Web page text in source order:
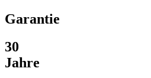
Garantie
30
Jahre